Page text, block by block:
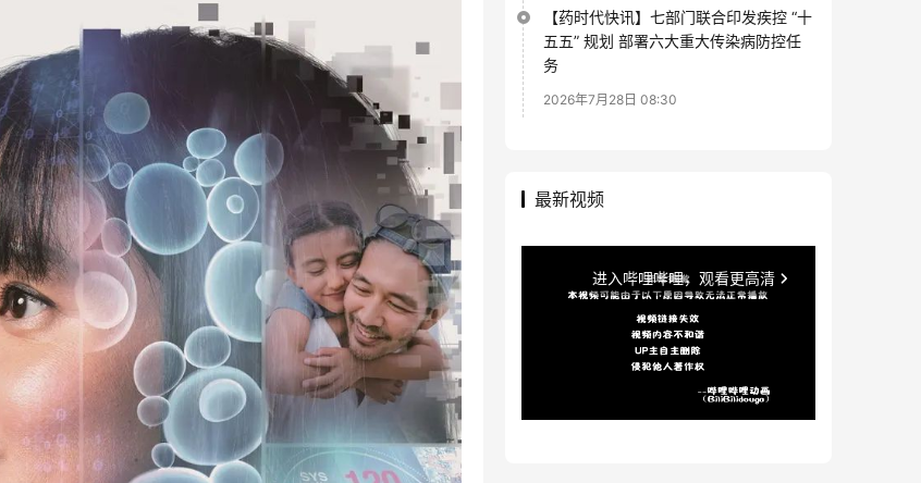
【药时代快讯】七部门联合印发疾控 “十
五五” 规划 部署六大重大传染病防控任
务
2026年7月28日 08:30
最新视频